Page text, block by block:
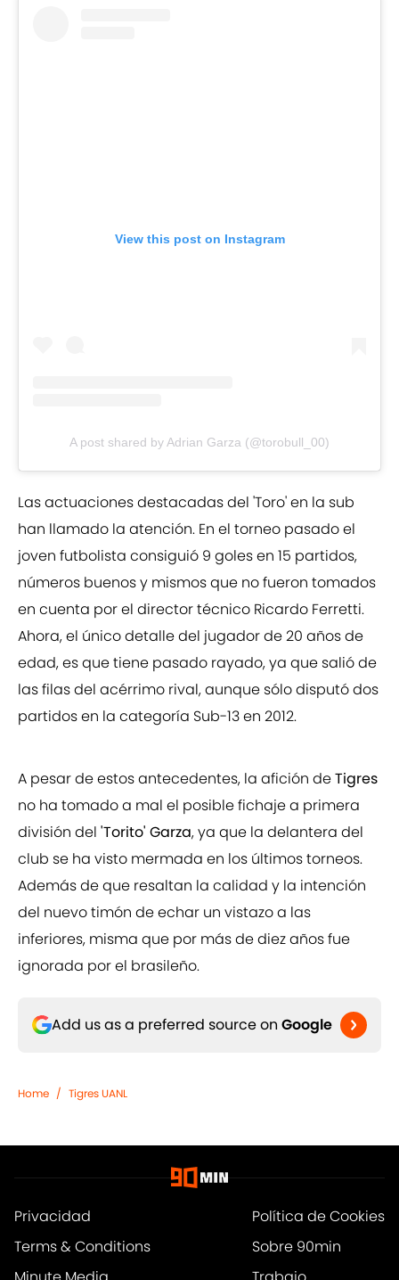
View this post on Instagram
A post shared by Adrian Garza (@torobull_00)
Las actuaciones destacadas del 'Toro' en la sub
han llamado la atención. En el torneo pasado el
joven futbolista consiguió 9 goles en 15 partidos,
números buenos y mismos que no fueron tomados
en cuenta por el director técnico Ricardo Ferretti.
Ahora, el único detalle del jugador de 20 años de
edad, es que tiene pasado rayado, ya que salió de
las filas del acérrimo rival, aunque sólo disputó dos
partidos en la categoría Sub-13 en 2012.
A pesar de estos antecedentes, la afición deTigres
no ha tomado a mal el posible fichaje a primera
división del 'Torito' Garza, ya que la delantera del
club se ha visto mermada en los últimos torneos.
Además de que resaltan la calidad y la intención
del nuevo timón de echar un vistazo a las
inferiores, misma que por más de diez años fue
ignorada por el brasileño.
Add us as a preferred source on Google
Home / Tigres UANL
Privacidad
Política de Cookies
Terms & Conditions
Sobre 90min